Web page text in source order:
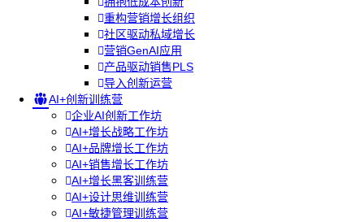
重构营销增长组织
社区驱动私域增长
营销GenAI应用
产品驱动销售PLS
导入创新运营
AI+创新训练营
企业AI创新工作坊
AI+增长战略工作坊
AI+品牌增长工作坊
AI+销售增长工作坊
AI+增长黑客训练营
AI+设计思维训练营
AI+敏捷管理训练营